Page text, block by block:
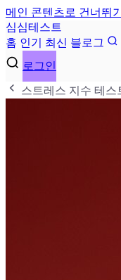
메인 콘텐츠로 건너뛰기
심심테 스 트
홈 인기 최신 블로그
로그인
스트레스 지수 테